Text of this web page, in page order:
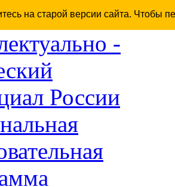
на старой версии сайта. Чтобы
-
России